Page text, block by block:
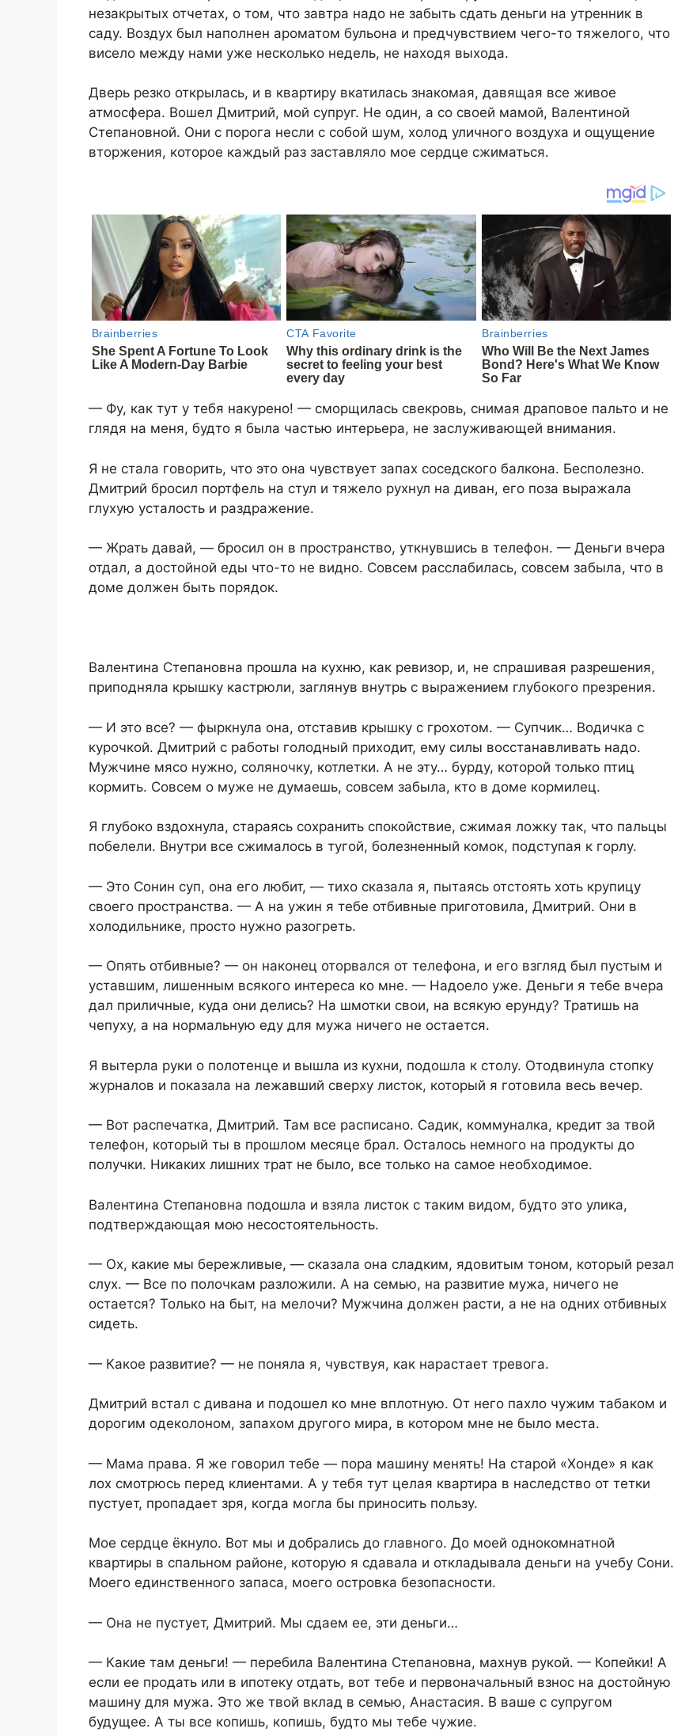
незакрытых отчетах, о том, что завтра надо не забыть сдать деньги на утренник в
саду. Воздух был наполнен ароматом бульона и предчувствием чего-то тяжелого, что
висело между нами уже несколько недель, не находя выхода.
Дверь резко открылась, и в квартиру вкатилась знакомая, давящая все живое
атмосфера. Вошел Дмитрий, мой супруг. Не один, а со своей мамой, Валентиной
Степановной. Они с порога несли с собой шум, холод уличного воздуха и ощущение
вторжения, которое каждый раз заставляло мое сердце сжиматься.
— Фу, как тут у тебя накуренo! — сморщилась свекровь, снимая драповое пальто и не
глядя на меня, будто я была частью интерьера, не заслуживающей внимания.
Я не стала говорить, что это она чувствует запах соседского балкона. Бесполезно.
Дмитрий бросил портфель на стул и тяжело рухнул на диван, его поза выражала
глухую усталость и раздражение.
— Жрать давай, — бросил он в пространство, уткнувшись в телефон. — Деньги вчера
отдал, а достойной еды что-то не видно. Совсем расслабилась, совсем забыла, что в
доме должен быть порядок.
Валентина Степановна прошла на кухню, как ревизор, и, не спрашивая разрешения,
приподняла крышку кастрюли, заглянув внутрь с выражением глубокого презрения.
— И это все? — фыркнула она, отставив крышку с грохотом. — Супчик… Водичка с
курочкой. Дмитрий с работы голодный приходит, ему силы восстанавливать надо.
Мужчине мясо нужно, соляночку, котлетки. А не эту… бурду, которой только птиц
кормить. Совсем о муже не думаешь, совсем забыла, кто в доме кормилец.
Я глубоко вздохнула, стараясь сохранить спокойствие, сжимая ложку так, что пальцы
побелели. Внутри все сжималось в тугой, болезненный комок, подступая к горлу.
— Это Сонин суп, она его любит, — тихо сказала я, пытаясь отстоять хоть крупицу
своего пространства. — А на ужин я тебе отбивные приготовила, Дмитрий. Они в
холодильнике, просто нужно разогреть.
— Опять отбивные? — он наконец оторвался от телефона, и его взгляд был пустым и
уставшим, лишенным всякого интереса ко мне. — Надоело уже. Деньги я тебе вчера
дал приличные, куда они делись? На шмотки свои, на всякую ерунду? Тратишь на
чепуху, а на нормальную еду для мужа ничего не остается.
Я вытерла руки о полотенце и вышла из кухни, подошла к столу. Отодвинула стопку
журналов и показала на лежавший сверху листок, который я готовила весь вечер.
— Вот распечатка, Дмитрий. Там все расписано. Садик, коммуналка, кредит за твой
телефон, который ты в прошлом месяце брал. Осталось немного на продукты до
получки. Никаких лишних трат не было, все только на самое необходимое.
Валентина Степановна подошла и взяла листок с таким видом, будто это улика,
подтверждающая мою несостоятельность.
— Ох, какие мы бережливые, — сказала она сладким, ядовитым тоном, который резал
слух. — Все по полочкам разложили. А на семью, на развитие мужа, ничего не
остается? Только на быт, на мелочи? Мужчина должен расти, а не на одних отбивных
сидеть.
— Какое развитие? — не поняла я, чувствуя, как нарастает тревога.
Дмитрий встал с дивана и подошел ко мне вплотную. От него пахло чужим табаком и
дорогим одеколоном, запахом другого мира, в котором мне не было места.
— Мама права. Я же говорил тебе — пора машину менять! На старой «Хонде» я как
лох смотрюсь перед клиентами. А у тебя тут целая квартира в наследство от тетки
пустует, пропадает зря, когда могла бы приносить пользу.
Мое сердце ёкнуло. Вот мы и добрались до главного. До моей однокомнатной
квартиры в спальном районе, которую я сдавала и откладывала деньги на учебу Сони.
Моего единственного запаса, моего островка безопасности.
— Она не пустует, Дмитрий. Мы сдаем ее, эти деньги…
— Какие там деньги! — перебила Валентина Степановна, махнув рукой. — Копейки! А
если ее продать или в ипотеку отдать, вот тебе и первоначальный взнос на достойную
машину для мужа. Это же твой вклад в семью, Анастасия. В ваше с супругом
будущее. А ты все копишь, копишь, будто мы тебе чужие.